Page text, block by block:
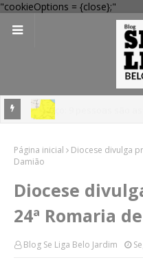
"cookieOptions = {close};"
alerta amarelo de
Página inicial
Diocese divulga
Damião
Diocese
24ª Romaria
Blog Se Liga Belo Jardim